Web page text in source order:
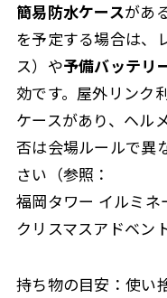
簡易防水ケースがあ
を予定する場合は、
ス） や予備バッテリ
効です。屋外リンク
ケースがあり、ヘル
否は会場ルールで異
さい（参照：
福岡タワー イルミネ
クリスマスアドベン
持ち物の目安：使い